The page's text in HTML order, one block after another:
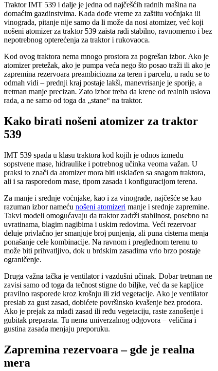
Traktor IMT 539 i dalje je jedna od najčešćih radnih mašina na
domaćim gazdinstvima. Kada dođe vreme za zaštitu voćnjaka ili
vinograda, pitanje nije samo da li može da nosi atomizer, već koji
nošeni atomizer za traktor 539 zaista radi stabilno, ravnomerno i bez
nepotrebnog opterećenja za traktor i rukovaoca.
Kod ovog traktora nema mnogo prostora za pogrešan izbor. Ako je
atomizer pretežak, ako je pumpa veća nego što posao traži ili ako je
zapremina rezervoara preambiciozna za teren i parcelu, u radu se to
odmah vidi – prednji kraj postaje lakši, manevrisanje je sporije, a
tretman manje precizan. Zato izbor treba da krene od realnih uslova
rada, a ne samo od toga da „stane“ na traktor.
Kako birati nošeni atomizer za traktor
539
IMT 539 spada u klasu traktora kod kojih je odnos između
sopstvene mase, hidraulike i potrebnog učinka veoma važan. U
praksi to znači da atomizer mora biti usklađen sa snagom traktora,
ali i sa rasporedom mase, tipom zasada i konfiguracijom terena.
Za manje i srednje voćnjake, kao i za vinograde, najčešće se kao
razuman izbor nameću nošeni atomizeri manje i srednje zapremine.
Takvi modeli omogućavaju da traktor zadrži stabilnost, posebno na
uvratinama, blagim nagibima i uskim redovima. Veći rezervoar
deluje privlačno jer smanjuje broj punjenja, ali puna cisterna menja
ponašanje cele kombinacije. Na ravnom i preglednom terenu to
može biti prihvatljivo, dok u brdskim zasadima vrlo brzo postaje
ograničenje.
Druga važna tačka je ventilator i vazdušni učinak. Dobar tretman ne
zavisi samo od toga da tečnost stigne do biljke, već da se kapljice
pravilno rasporede kroz krošnju ili zid vegetacije. Ako je ventilator
preslab za gust zasad, dobićete površinsko kvašenje bez prodora.
Ako je prejak za mlađi zasad ili ređu vegetaciju, raste zanošenje i
gubitak preparata. Tu nema univerzalnog odgovora – veličina i
gustina zasada menjaju preporuku.
Zapremina rezervoara – gde je realna
mera